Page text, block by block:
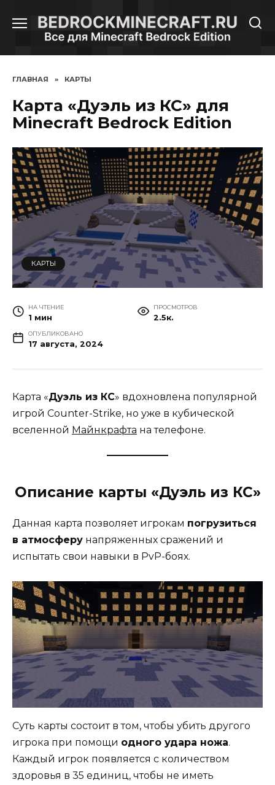
содержанию
ГЛАВНАЯ » КАРТЫ
Карта «Дуэль из КС» для
Minecraft Bedrock Edition
КАРТЫ
НА ЧТЕНИЕ
1 мин
ПРОСМОТРОВ
2.5к.
ОПУБЛИКОВАНО
17 августа, 2024
Карта «Дуэль из КС» вдохновлена популярной
игрой Counter-Strike, но уже в кубической
вселенной Майнкрафта на телефоне.
Описание карты «Дуэль из КС»
Данная карта позволяет игрокам погрузиться
в атмосферу напряженных сражений и
испытать свои навыки в PvP-боях.
Суть карты состоит в том, чтобы убить другого
игрока при помощи одного удара ножа.
Каждый игрок появляется с количеством
здоровья в 35 единиц, чтобы не иметь